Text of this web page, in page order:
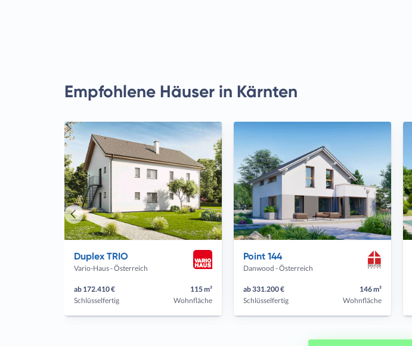
Empfohlene Häuser in Kärnten
Duplex TRIO
Vario-Haus - Österreich
ab 172.410 €
Schlüsselfertig
115 m²
Wohnfläche
Point 144
Danwood - Österreich
ab 331.200 €
Schlüsselfertig
146 m²
Wohnfläche
Vorheriges
Haus